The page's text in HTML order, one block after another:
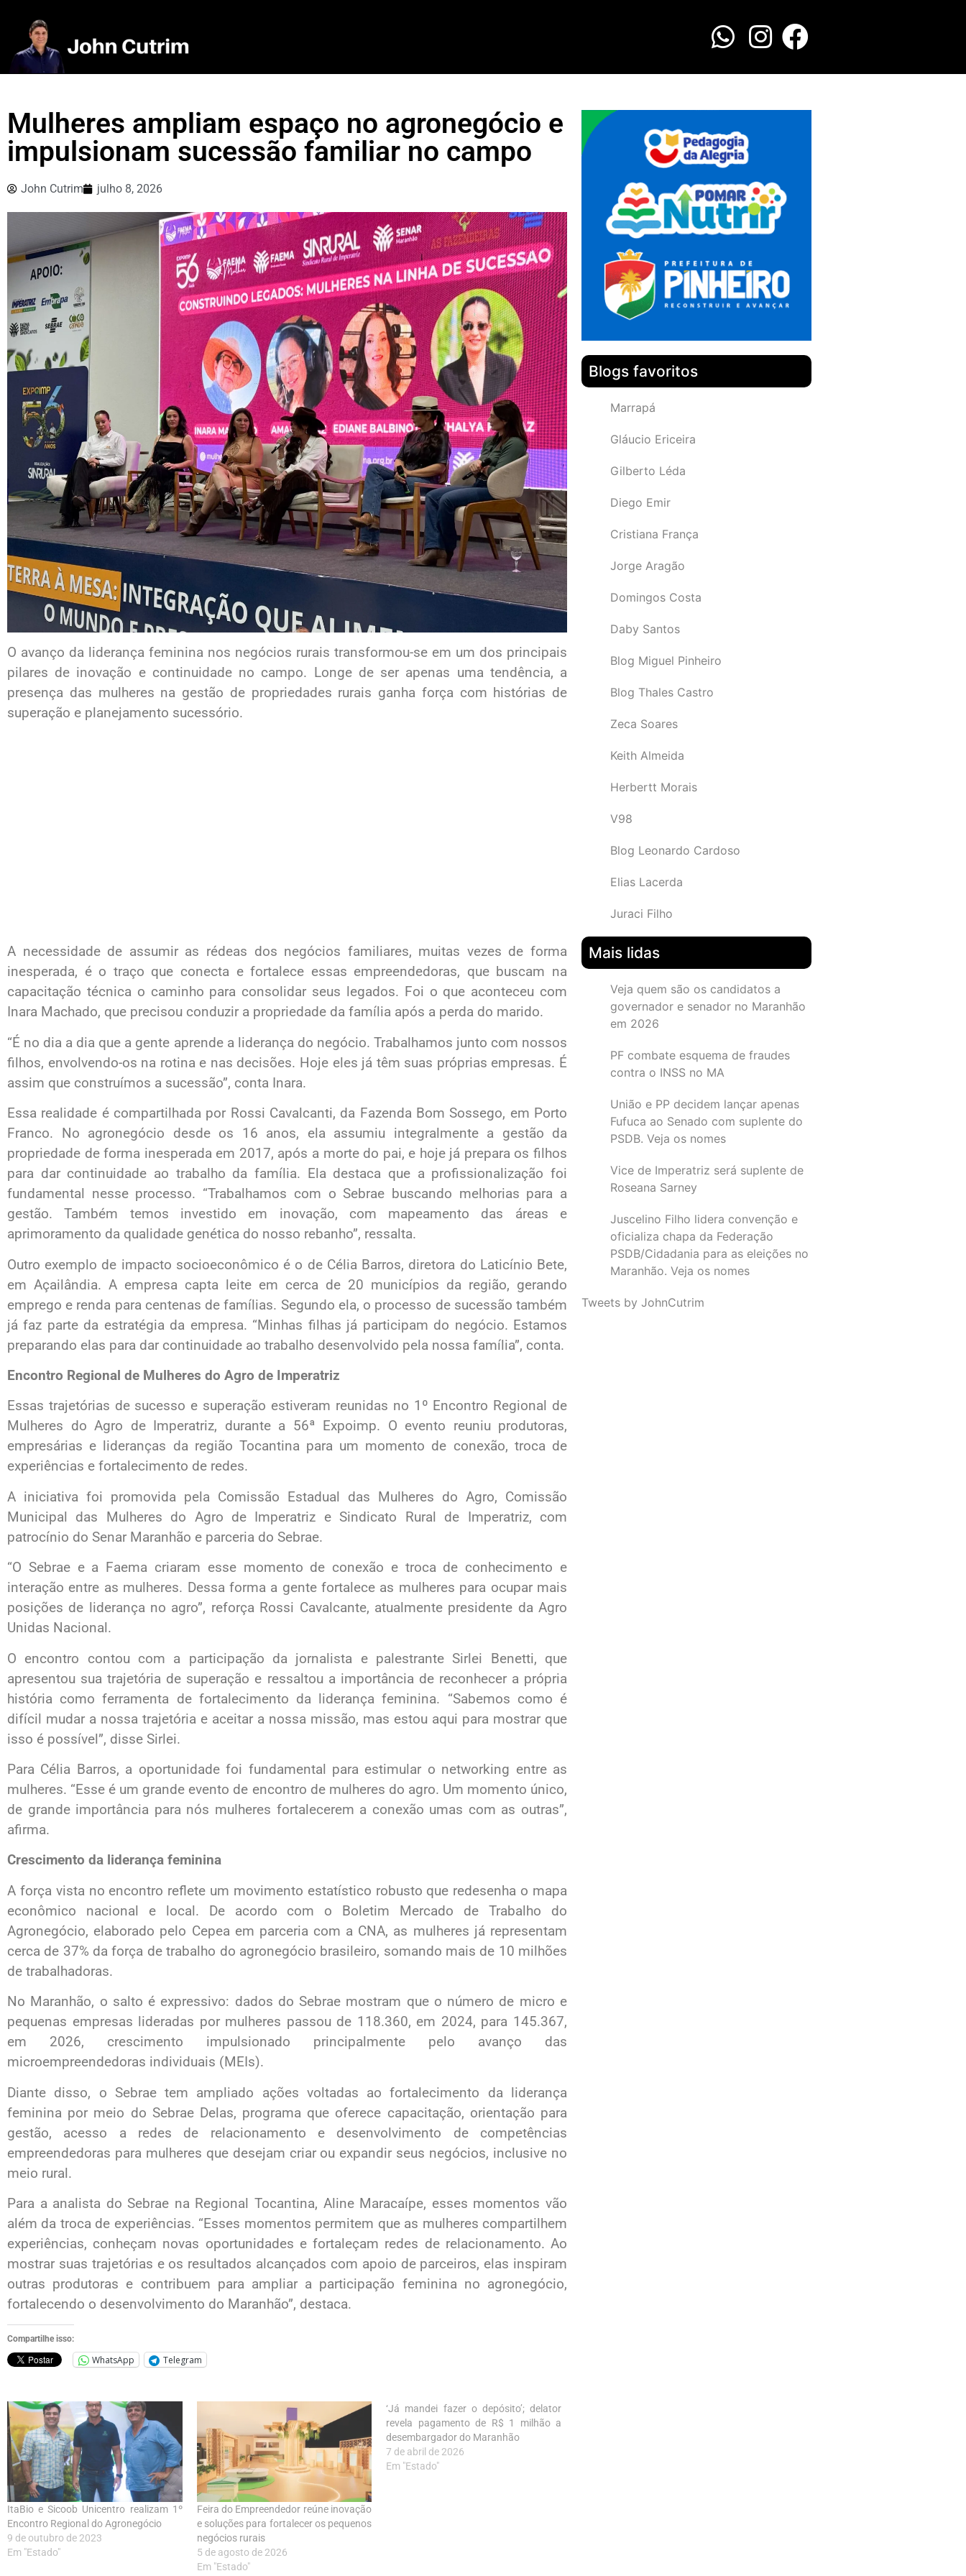
Mulheres ampliam espaço no agronegócio e
impulsionam sucessão familiar no campo
John Cutrim julho 8, 2026
O avanço da liderança feminina nos negócios rurais transformou-se em um dos principais
pilares de inovação e continuidade no campo. Longe de ser apenas uma tendência, a
presença das mulheres na gestão de propriedades rurais ganha força com histórias de
superação e planejamento sucessório.
A necessidade de assumir as rédeas dos negócios familiares, muitas vezes de forma
inesperada, é o traço que conecta e fortalece essas empreendedoras, que buscam na
capacitação técnica o caminho para consolidar seus legados. Foi o que aconteceu com
Inara Machado, que precisou conduzir a propriedade da família após a perda do marido.
“É no dia a dia que a gente aprende a liderança do negócio. Trabalhamos junto com nossos
filhos, envolvendo-os na rotina e nas decisões. Hoje eles já têm suas próprias empresas. É
assim que construímos a sucessão”, conta Inara.
Essa realidade é compartilhada por Rossi Cavalcanti, da Fazenda Bom Sossego, em Porto
Franco. No agronegócio desde os 16 anos, ela assumiu integralmente a gestão da
propriedade de forma inesperada em 2017, após a morte do pai, e hoje já prepara os filhos
para dar continuidade ao trabalho da família. Ela destaca que a profissionalização foi
fundamental nesse processo. “Trabalhamos com o Sebrae buscando melhorias para a
gestão. Também temos investido em inovação, com mapeamento das áreas e
aprimoramento da qualidade genética do nosso rebanho”, ressalta.
Outro exemplo de impacto socioeconômico é o de Célia Barros, diretora do Laticínio Bete,
em Açailândia. A empresa capta leite em cerca de 20 municípios da região, gerando
emprego e renda para centenas de famílias. Segundo ela, o processo de sucessão também
já faz parte da estratégia da empresa. “Minhas filhas já participam do negócio. Estamos
preparando elas para dar continuidade ao trabalho desenvolvido pela nossa família”, conta.
Encontro Regional de Mulheres do Agro de Imperatriz
Essas trajetórias de sucesso e superação estiveram reunidas no 1º Encontro Regional de
Mulheres do Agro de Imperatriz, durante a 56ª Expoimp. O evento reuniu produtoras,
empresárias e lideranças da região Tocantina para um momento de conexão, troca de
experiências e fortalecimento de redes.
A iniciativa foi promovida pela Comissão Estadual das Mulheres do Agro, Comissão
Municipal das Mulheres do Agro de Imperatriz e Sindicato Rural de Imperatriz, com
patrocínio do Senar Maranhão e parceria do Sebrae.
“O Sebrae e a Faema criaram esse momento de conexão e troca de conhecimento e
interação entre as mulheres. Dessa forma a gente fortalece as mulheres para ocupar mais
posições de liderança no agro”, reforça Rossi Cavalcante, atualmente presidente da Agro
Unidas Nacional.
O encontro contou com a participação da jornalista e palestrante Sirlei Benetti, que
apresentou sua trajetória de superação e ressaltou a importância de reconhecer a própria
história como ferramenta de fortalecimento da liderança feminina. “Sabemos como é
difícil mudar a nossa trajetória e aceitar a nossa missão, mas estou aqui para mostrar que
isso é possível”, disse Sirlei.
Para Célia Barros, a oportunidade foi fundamental para estimular o networking entre as
mulheres. “Esse é um grande evento de encontro de mulheres do agro. Um momento único,
de grande importância para nós mulheres fortalecerem a conexão umas com as outras”,
afirma.
Crescimento da liderança feminina
A força vista no encontro reflete um movimento estatístico robusto que redesenha o mapa
econômico nacional e local. De acordo com o Boletim Mercado de Trabalho do
Agronegócio, elaborado pelo Cepea em parceria com a CNA, as mulheres já representam
cerca de 37% da força de trabalho do agronegócio brasileiro, somando mais de 10 milhões
de trabalhadoras.
No Maranhão, o salto é expressivo: dados do Sebrae mostram que o número de micro e
pequenas empresas lideradas por mulheres passou de 118.360, em 2024, para 145.367,
em 2026, crescimento impulsionado principalmente pelo avanço das
microempreendedoras individuais (MEIs).
Diante disso, o Sebrae tem ampliado ações voltadas ao fortalecimento da liderança
feminina por meio do Sebrae Delas, programa que oferece capacitação, orientação para
gestão, acesso a redes de relacionamento e desenvolvimento de competências
empreendedoras para mulheres que desejam criar ou expandir seus negócios, inclusive no
meio rural.
Para a analista do Sebrae na Regional Tocantina, Aline Maracaípe, esses momentos vão
além da troca de experiências. “Esses momentos permitem que as mulheres compartilhem
experiências, conheçam novas oportunidades e fortaleçam redes de relacionamento. Ao
mostrar suas trajetórias e os resultados alcançados com apoio de parceiros, elas inspiram
outras produtoras e contribuem para ampliar a participação feminina no agronegócio,
fortalecendo o desenvolvimento do Maranhão”, destaca.
Compartilhe isso:
WhatsApp Telegram
ItaBio e Sicoob Unicentro realizam 1º
Encontro Regional do Agronegócio
9 de outubro de 2023
Em "Estado"
Feira do Empreendedor reúne inovação
e soluções para fortalecer os pequenos
negócios rurais
5 de agosto de 2026
Em "Estado"
‘Já mandei fazer o depósito’; delator
revela pagamento de R$ 1 milhão a
desembargador do Maranhão
7 de abril de 2026
Em "Estado"
Blogs favoritos
Marrapá
Gláucio Ericeira
Gilberto Léda
Diego Emir
Cristiana França
Jorge Aragão
Domingos Costa
Daby Santos
Blog Miguel Pinheiro
Blog Thales Castro
Zeca Soares
Keith Almeida
Herbertt Morais
V98
Blog Leonardo Cardoso
Elias Lacerda
Juraci Filho
Mais lidas
Veja quem são os candidatos a
governador e senador no Maranhão
em 2026
PF combate esquema de fraudes
contra o INSS no MA
União e PP decidem lançar apenas
Fufuca ao Senado com suplente do
PSDB. Veja os nomes
Vice de Imperatriz será suplente de
Roseana Sarney
Juscelino Filho lidera convenção e
oficializa chapa da Federação
PSDB/Cidadania para as eleições no
Maranhão. Veja os nomes
Tweets by JohnCutrim